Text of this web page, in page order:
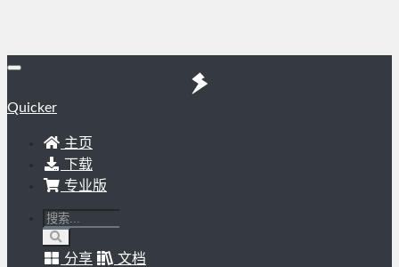
Quicker
主页
下载
专业版
分享
文档